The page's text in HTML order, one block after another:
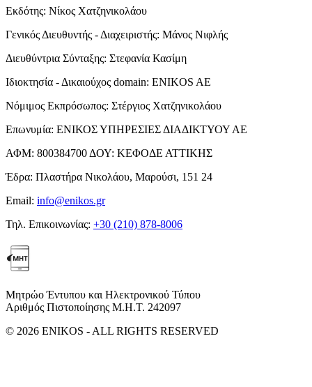
Εκδότης: Νίκος Χατζηνικολάου
Γενικός Διευθυντής - Διαχειριστής: Μάνος Νιφλής
Διευθύντρια Σύνταξης: Στεφανία Κασίμη
Ιδιοκτησία - Δικαιούχος domain: ENIKOS AE
Νόμιμος Εκπρόσωπος: Στέργιος Χατζηνικολάου
Επωνυμία: ΕΝΙΚΟΣ ΥΠΗΡΕΣΙΕΣ ΔΙΑΔΙΚΤΥΟΥ ΑΕ
ΑΦΜ: 800384700 ΔΟΥ: ΚΕΦΟΔΕ ΑΤΤΙΚΗΣ
Έδρα: Πλαστήρα Νικολάου, Μαρούσι, 151 24
Email: info@enikos.gr
Τηλ. Επικοινωνίας: +30 (210) 878-8006
Μητρώο Έντυπου και Ηλεκτρονικού Τύπου
Αριθμός Πιστοποίησης Μ.Η.Τ. 242097
© 2026 ENIKOS - ALL RIGHTS RESERVED